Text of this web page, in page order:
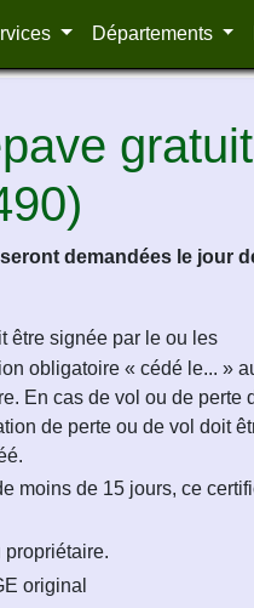
Départements
demandées le jour
être signée par le ou les
obligatoire « cédé le... »
En cas de vol ou de perte
de perte ou de vol doit
moins de 15 jours, ce
original